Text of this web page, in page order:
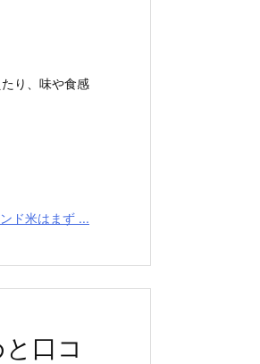
り、味や食感
ド米はまず ...
口コ